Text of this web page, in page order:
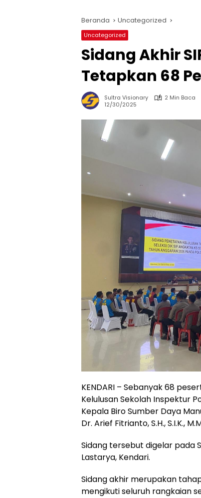
Beranda Uncategorized
Uncategorized
Sidang Akhir
Tetapkan 68
Sultra Visionary
2 Min Baca
12/30/2025
KENDARI – Sebanyak 68
Kelulusan Sekolah Inspektur
Kepala Biro Sumber Daya
Dr. Arief Fitrianto, S.H., S.I.K.,
Sidang tersebut digelar pada
Lastarya, Kendari.
Sidang akhir merupakan
mengikuti seluruh rangkaian